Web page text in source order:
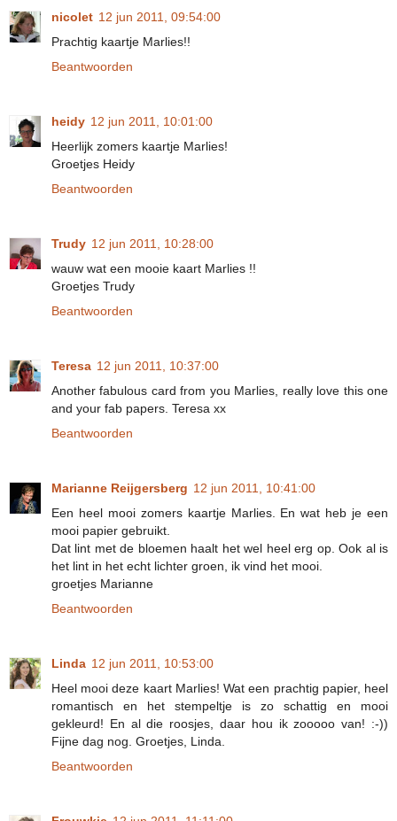
nicolet 12 jun 2011, 09:54:00
Prachtig kaartje Marlies!!
Beantwoorden
heidy 12 jun 2011, 10:01:00
Heerlijk zomers kaartje Marlies!
Groetjes Heidy
Beantwoorden
Trudy 12 jun 2011, 10:28:00
wauw wat een mooie kaart Marlies !!
Groetjes Trudy
Beantwoorden
Teresa 12 jun 2011, 10:37:00
Another fabulous card from you Marlies, really love this one
and your fab papers. Teresa xx
Beantwoorden
Marianne Reijgersberg 12 jun 2011, 10:41:00
Een heel mooi zomers kaartje Marlies. En wat heb je een
mooi papier gebruikt.
Dat lint met de bloemen haalt het wel heel erg op. Ook al is
het lint in het echt lichter groen, ik vind het mooi.
groetjes Marianne
Beantwoorden
Linda 12 jun 2011, 10:53:00
Heel mooi deze kaart Marlies! Wat een prachtig papier, heel
romantisch en het stempeltje is zo schattig en mooi
gekleurd! En al die roosjes, daar hou ik zooooo van! :-))
Fijne dag nog. Groetjes, Linda.
Beantwoorden